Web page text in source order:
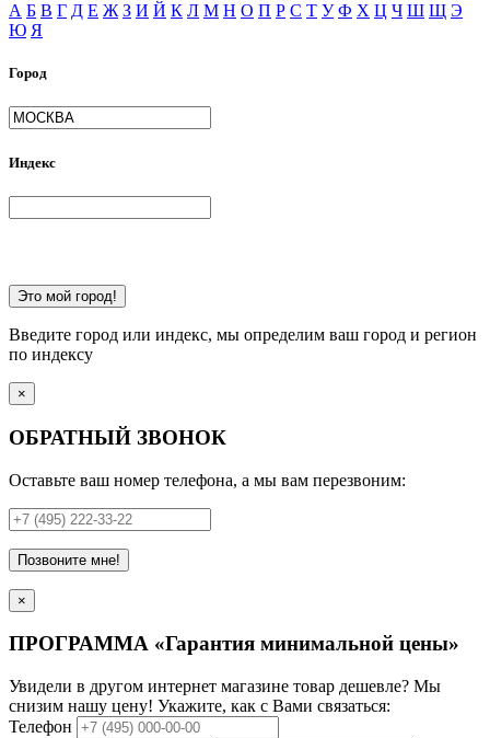
А Б В Г Д Е Ж З И Й К Л М Н О П Р С Т У Ф Х Ц Ч Ш Щ Э
Ю Я
Город
Индекс
Это мой город!
Введите город или индекс, мы определим ваш город и регион
по индексу
×
ОБРАТНЫЙ ЗВОНОК
Оставьте ваш номер телефона, а мы вам перезвоним:
Позвоните мне!
×
ПРОГРАММА «Гарантия минимальной цены»
Увидели в другом интернет магазине товар дешевле? Мы
снизим нашу цену! Укажите, как с Вами связаться:
Телефон